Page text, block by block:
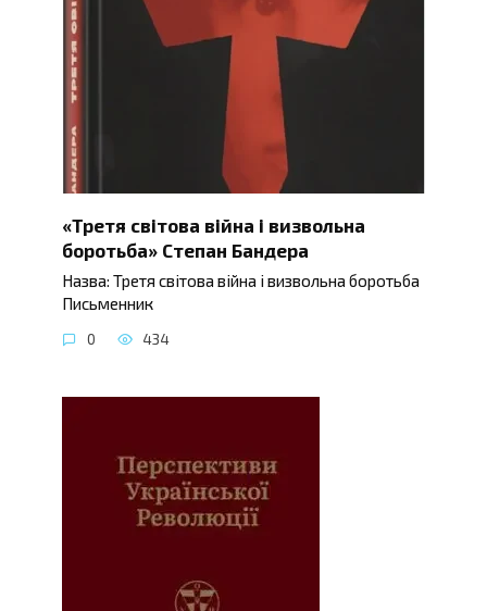
«Третя світова війна і визвольна
боротьба» Степан Бандера
Назва: Третя світова війна і визвольна боротьба
Письменник
0 434